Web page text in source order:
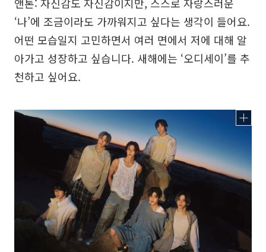
‘나’에 조금이라도 가까워지고 싶다는 생각이 들어요.
어떤 모습일지 고민하면서 여러 면에서 저에 대해 알
아가고 성장하고 싶습니다. 새해에는 ‘오디세이’를 추
천하고 싶어요.